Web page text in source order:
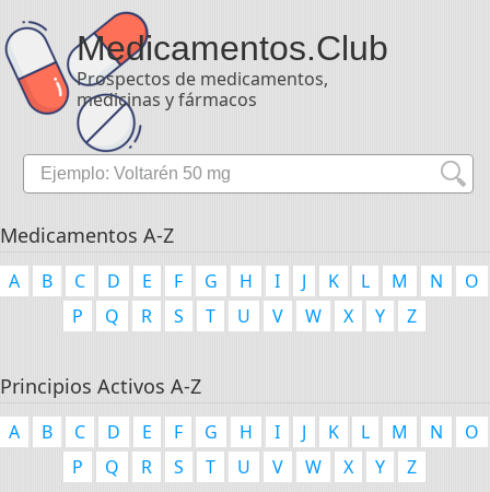
Medicamentos.Club
Prospectos de medicamentos,
medicinas y fármacos
Medicamentos A-Z
A B C D E F G H I J K L M N
O
P
Q R S T U V W X Y Z
Principios Activos A-Z
A B C D E F G H I J K L M N
O
P
Q R S T U V W X Y Z